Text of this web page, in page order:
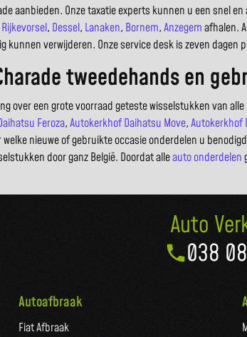
aanbieden. Onze taxatie experts kunnen u een snel
Rijkevorsel, Dessel, Lanaken, Bornem,Anzegemafhalen.
kunnen verwijderen. Onze service desk is zeven
tweedehands en
over een grote voorraad geteste wisselstukken van
Feroza,Autokerkhof Daihatsu Move,Autokerkhof
nieuwe of gebruikte occasie onderdelen u
door ganz België. Doordat alleauto onderdelen
Auto
038
Autoafbraak
Fiat Afbraak